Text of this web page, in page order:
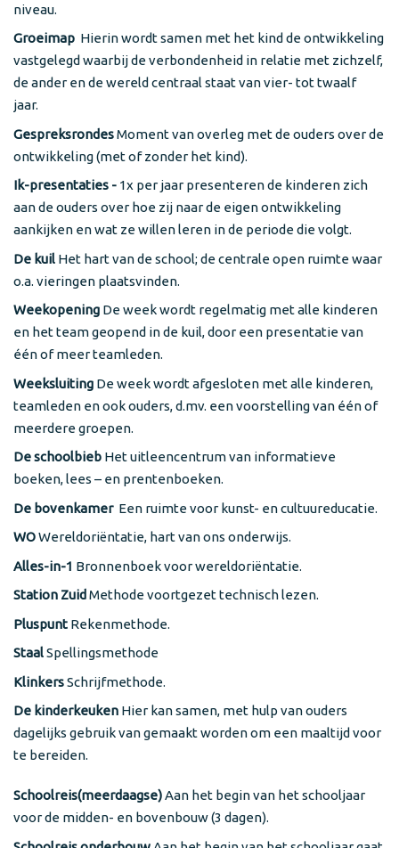
niveau.
Groeimap Hierin wordt samen met het kind de ontwikkeling
vastgelegd waarbij de verbondenheid in relatie met zichzelf,
de ander en de wereld centraal staat van vier- tot twaalf
jaar.
GespreksrondesMoment van overleg met de ouders over de
ontwikkeling (met of zonder het kind).
Ik-presentaties - 1x per jaar presenteren de kinderen zich
aan de ouders over hoe zij naar de eigen ontwikkeling
aankijken en wat ze willen leren in de periode die volgt.
De kuil Het hart van de school; de centrale open ruimte waar
o.a. vieringen plaatsvinden.
Weekopening De week wordt regelmatig met alle kinderen
en het team geopend in de kuil, door een presentatie van
één of meer teamleden.
Weeksluiting De week wordt afgesloten met alle kinderen,
teamleden en ook ouders, d.mv. een voorstelling van één of
meerdere groepen.
De schoolbieb Het uitleencentrum van informatieve
boeken, lees – en prentenboeken.
De bovenkamer Een ruimte voor kunst- en cultuureducatie.
WOWereldoriëntatie, hart van ons onderwijs.
Alles-in-1 Bronnenboek voor wereldoriëntatie.
Station Zuid Methode voortgezet technisch lezen.
Pluspunt Rekenmethode.
StaalSpellingsmethode
KlinkersSchrijfmethode.
De kinderkeuken Hier kan samen, met hulp van ouders
dagelijks gebruik van gemaakt worden om een maaltijd voor
te bereiden.
Schoolreis(meerdaagse)Aan het begin van het schooljaar
voor de midden- en bovenbouw (3 dagen).